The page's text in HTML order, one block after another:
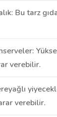
Bu tarz
verebilir.
verebilir.